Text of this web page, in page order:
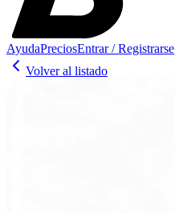
AyudaPreciosEntrar / Registrarse
Volver al listado